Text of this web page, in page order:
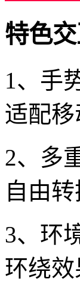
特色交
1、手
适配
2、多
自由
3、环
环绕效